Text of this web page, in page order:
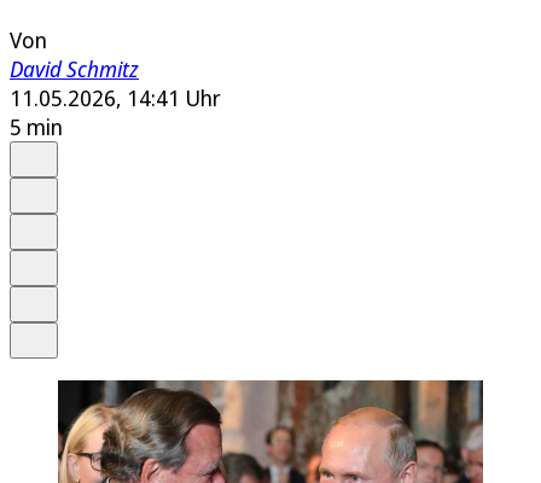
Von
David Schmitz
11.05.2026, 14:41 Uhr
5 min